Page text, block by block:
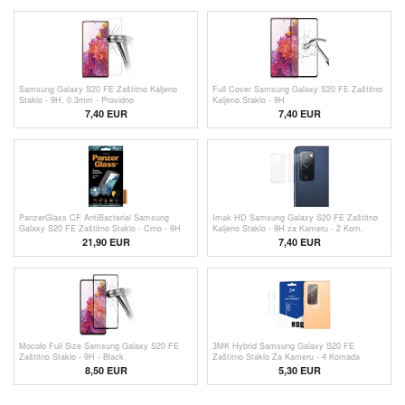
Samsung Galaxy S20 FE Zaštitno Kaljeno
Staklo - 9H, 0.3mm - Providno
7,40 EUR
Full Cover Samsung Galaxy S20 FE Zaštitno
Kaljeno Staklo - 9H
7,40 EUR
PanzerGlass CF AntiBacterial Samsung
Galaxy S20 FE Zaštitno Staklo - Crno - 9H
21,90 EUR
Imak HD Samsung Galaxy S20 FE Zaštitno
Kaljeno Staklo - 9H za Kameru - 2 Kom.
7,40 EUR
Mocolo Full Size Samsung Galaxy S20 FE
Zaštitno Staklo - 9H - Black
8,50 EUR
3MK Hybrid Samsung Galaxy S20 FE
Zaštitno Staklo Za Kameru - 4 Komada
5,30 EUR